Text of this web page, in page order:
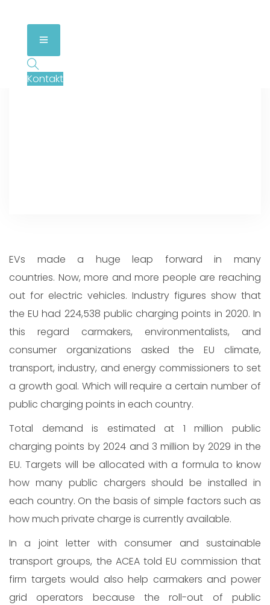
Kontakt
EVs made a huge leap forward in many
countries. Now, more and more people are reaching
out for electric vehicles. Industry figures show that
the EU had 224,538 public charging points in 2020. In
this regard carmakers, environmentalists, and
consumer organizations asked the EU climate,
transport, industry, and energy commissioners to set
a growth goal. Which will require a certain number of
public charging points in each country.
Total demand is estimated at 1 million public
charging points by 2024 and 3 million by 2029 in the
EU. Targets will be allocated with a formula to know
how many public chargers should be installed in
each country. On the basis of simple factors such as
how much private charge is currently available.
In a joint letter with consumer and sustainable
transport groups, the ACEA told EU commission that
firm targets would also help carmakers and power
grid operators because the roll-out of public